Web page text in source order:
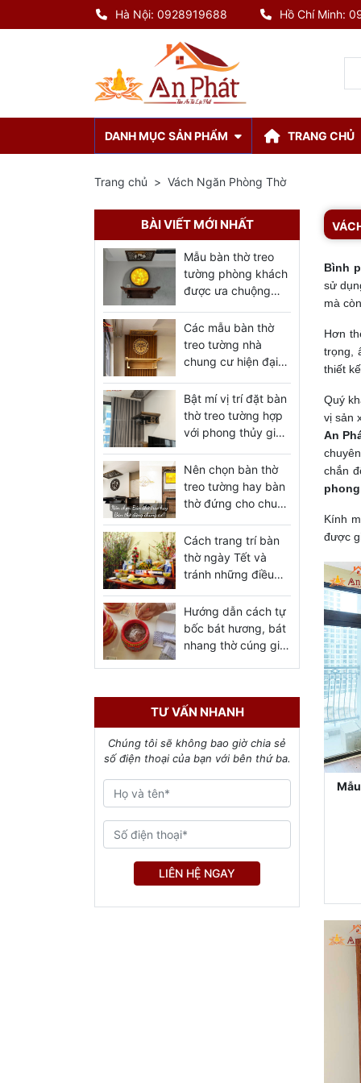
TRANG CHỦ
DANH MỤC SẢN PHẨM
Hà Nội: 0928919688 Hồ Chí Minh:
Trang chủ Vách Ngăn Phòng Thờ
Bình
sử
mà
Hơn
trọng,
thiết
Quý
vị sản
An
chắn
phong
Kính
được
BÀI VIẾT MỚI NHẤT
Mẫu bàn thờ treo
tường phòng khách
được ưa chuộng
Các mẫu bàn thờ
treo tường nhà
chung cư hiện đại
Bật mí vị trí đặt bàn
thờ treo tường hợp
với phong thủy gia
Nên chọn bàn thờ
treo tường hay bàn
thờ đứng cho chung
Cách trang trí bàn
thờ ngày Tết và
tránh những điều
nên biết
Hướng dẫn cách tự
bốc bát hương, bát
nhang thờ cúng gia
TƯ VẤN NHANH
Chúng tôi sẽ không bao giờ chia sẻ
số điện thoại của bạn với bên thứ ba.
LIÊN HỆ NGAY